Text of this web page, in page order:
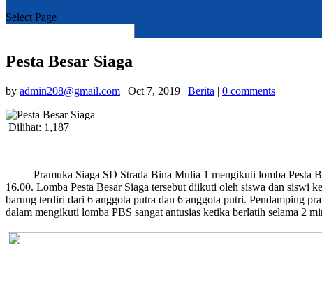
Select Page
Pesta Besar Siaga
by admin208@gmail.com | Oct 7, 2019 | Berita | 0 comments
Dilihat: 1,187
Pramuka Siaga SD Strada Bina Mulia 1 mengikuti lomba Pesta
16.00. Lomba Pesta Besar Siaga tersebut diikuti oleh siswa dan siswi
barung terdiri dari 6 anggota putra dan 6 anggota putri. Pendamping
dalam mengikuti lomba PBS sangat antusias ketika berlatih selama 2